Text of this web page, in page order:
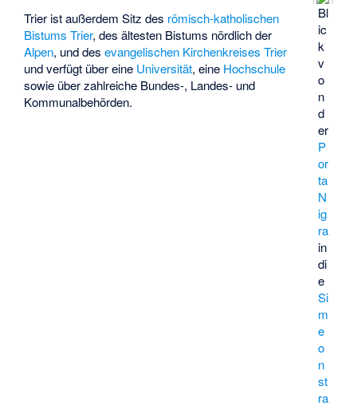
Bl
ic
k
v
o
n
d
er
P
or
ta
N
ig
ra
in
di
e
Si
m
e
o
n
st
ra
Trier ist außerdem Sitz des römisch-katholischen
Bistums Trier, des ältesten Bistums nördlich der
Alpen, und desevangelischen Kirchenkreises Trier
und verfügt über eine Universität, eine Hochschule
sowie über zahlreiche Bundes-, Landes- und
Kommunalbehörden.